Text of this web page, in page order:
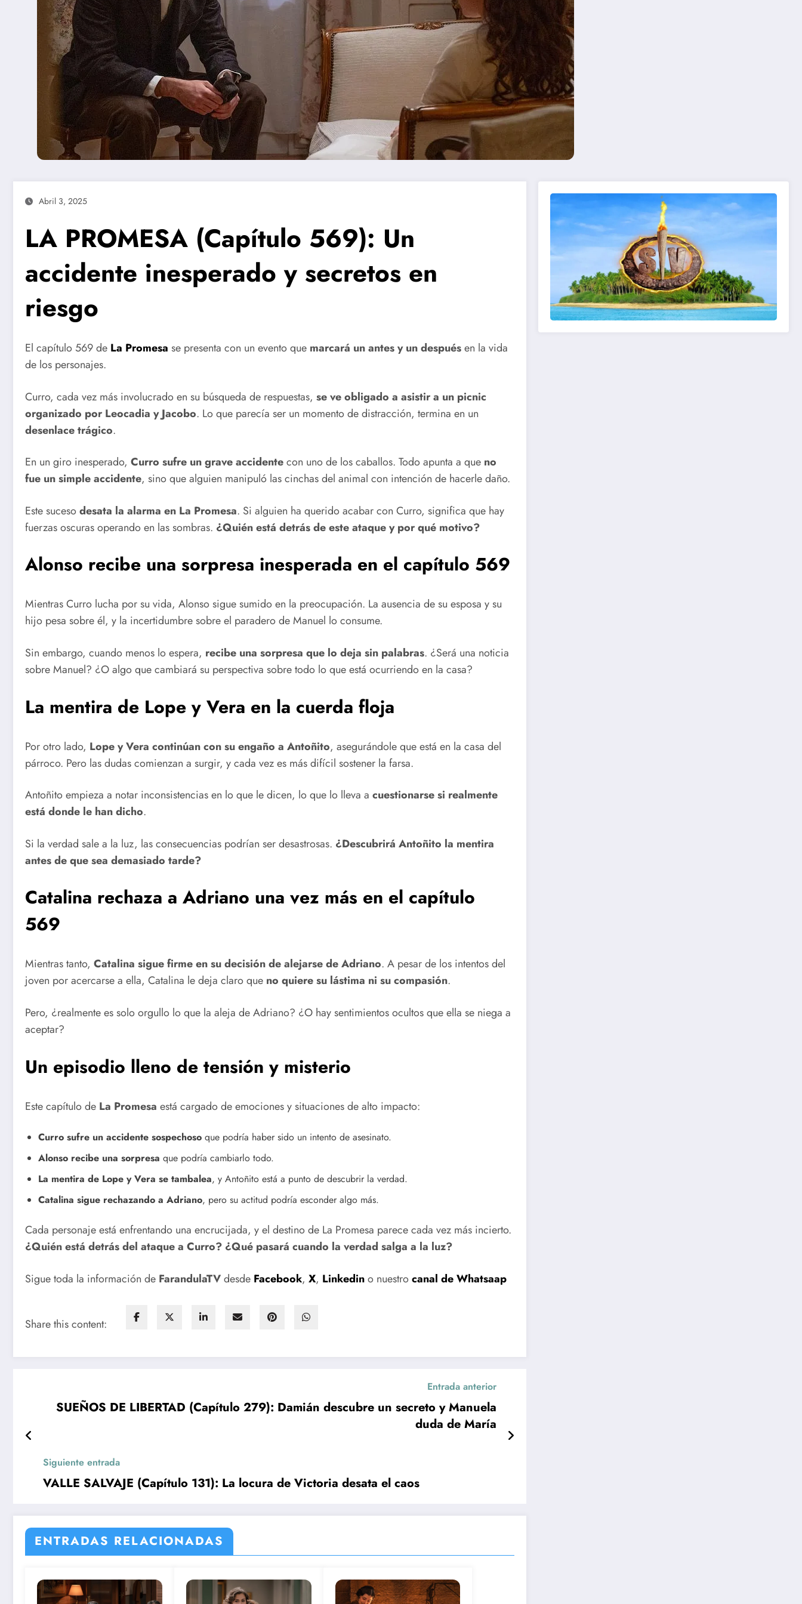
Abril 3, 2025
LA PROMESA (Capítulo 569): Un
accidente inesperado y secretos en
riesgo
El capítulo 569 de La Promesa se presenta con un evento que marcará un antes y un despuésen la vida
de los personajes.
Curro, cada vez más involucrado en su búsqueda de respuestas, se ve obligado a asistir a un picnic
organizado por Leocadia y Jacobo. Lo que parecía ser un momento de distracción, termina en un
desenlace trágico.
En un giro inesperado, Curro sufre un grave accidentecon uno de los caballos. Todo apunta a que no
fue un simple accidente, sino que alguien manipuló las cinchas del animal con intención de hacerle daño.
Este sucesodesata la alarma en La Promesa. Si alguien ha querido acabar con Curro, significa que hay
fuerzas oscuras operando en las sombras. ¿Quién está detrás de este ataque y por qué motivo?
Alonso recibe una sorpresa inesperada en el capítulo 569
Mientras Curro lucha por su vida, Alonso sigue sumido en la preocupación. La ausencia de su esposa y su
hijo pesa sobre él, y la incertidumbre sobre el paradero de Manuel lo consume.
Sin embargo, cuando menos lo espera, recibe una sorpresa que lo deja sin palabras. ¿Será una noticia
sobre Manuel? ¿O algo que cambiará su perspectiva sobre todo lo que está ocurriendo en la casa?
La mentira de Lope y Vera en la cuerda floja
Por otro lado, Lope y Vera continúan con su engaño a Antoñito, asegurándole que está en la casa del
párroco. Pero las dudas comienzan a surgir, y cada vez es más difícil sostener la farsa.
Antoñito empieza a notar inconsistencias en lo que le dicen, lo que lo lleva a cuestionarse si realmente
está donde le han dicho.
Si la verdad sale a la luz, las consecuencias podrían ser desastrosas. ¿Descubrirá Antoñito la mentira
antes de que sea demasiado tarde?
Catalina rechaza a Adriano una vez más en el capítulo
569
Mientras tanto, Catalina sigue firme en su decisión de alejarse de Adriano. A pesar de los intentos del
joven por acercarse a ella, Catalina le deja claro que no quiere su lástima ni su compasión.
Pero, ¿realmente es solo orgullo lo que la aleja de Adriano? ¿O hay sentimientos ocultos que ella se niega a
aceptar?
Un episodio lleno de tensión y misterio
Este capítulo de La Promesa está cargado de emociones y situaciones de alto impacto:
Curro sufre un accidente sospechoso que podría haber sido un intento de asesinato.
Alonso recibe una sorpresa que podría cambiarlo todo.
La mentira de Lope y Vera se tambalea, y Antoñito está a punto de descubrir la verdad.
Catalina sigue rechazando a Adriano, pero su actitud podría esconder algo más.
Cada personaje está enfrentando una encrucijada, y el destino de La Promesa parece cada vez más incierto.
¿Quién está detrás del ataque a Curro? ¿Qué pasará cuando la verdad salga a la luz?
Sigue toda la información de FarandulaTVdesde Facebook, X, Linkedino nuestrocanal de Whatsaap
Share this content:
Entrada anterior
SUEÑOS DE LIBERTAD (Capítulo 279): Damián descubre un secreto y Manuela
duda de María
Siguiente entrada
VALLE SALVAJE (Capítulo 131): La locura de Victoria desata el caos
ENTRADAS RELACIONADAS